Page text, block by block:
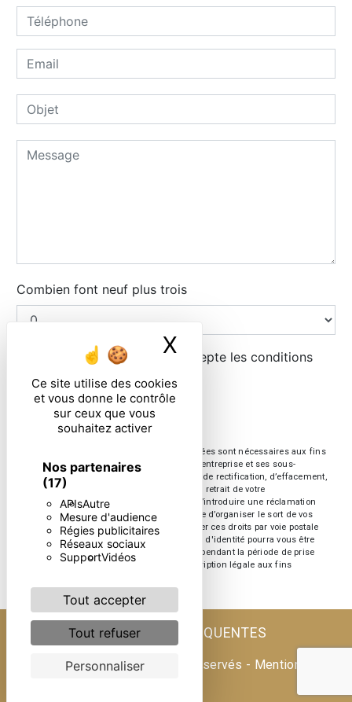
Ce site utilise des cookies
et vous donne le contrôle
sur ceux que vous
souhaitez activer
Nos partenaires
(17)
APIsAutre
Mesure d'audience
Régies publicitaires
Réseaux sociaux
SupportVidéos
Tout accepter
Tout refuser
Personnaliser
X Masquer le
Combien font neuf plus trois
En cochant cette case, j'accepte les conditions
particulières ci-dessous **
ENVOYER
** Les données personnelles communiquées sont nécessaires aux fins
de vous contacter. Elles sont destinées à l'entreprise et ses sous-
traitants. Vous disposez de droits d’accès, de rectification, d’effacement,
de portabilité, de limitation, d’opposition, de retrait de votre
consentement à tout moment et du droit d’introduire une réclamation
auprès d’une autorité de contrôle, ainsi que d’organiser le sort de vos
données post-mortem. Vous pouvez exercer ces droits par voie postale
ou par courrier électronique. Un justificatif d'identité pourra vous être
demandé. Nous conservons vos données pendant la période de prise
de contact puis pendant la durée de prescription légale aux fins
RECHERCHES FRÉQUENTES
Vistalid- 2026 - Tous droits réservés - Mentions